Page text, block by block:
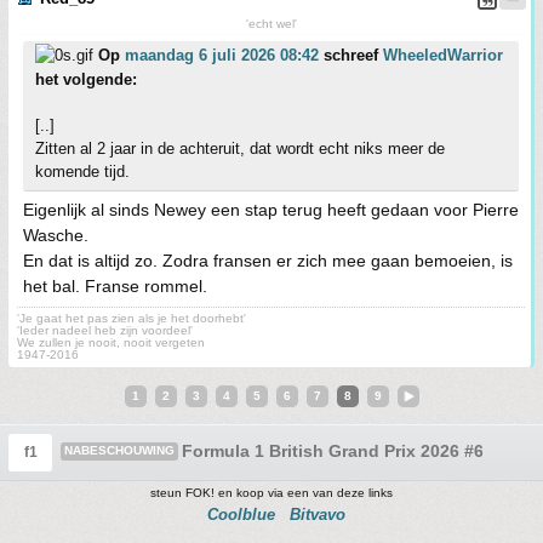
'echt wel'
Op maandag 6 juli 2026 08:42 schreef WheeledWarrior
het volgende:
[..]
Zitten al 2 jaar in de achteruit, dat wordt echt niks meer de
komende tijd.
Eigenlijk al sinds Newey een stap terug heeft gedaan voor Pierre
Wasche.
En dat is altijd zo. Zodra fransen er zich mee gaan bemoeien, is
het bal. Franse rommel.
'Je gaat het pas zien als je het doorhebt'
'Ieder nadeel heb zijn voordeel'
We zullen je nooit, nooit vergeten
1947-2016
1 2 3 4 5 6 7 8 9
f1 NABESCHOUWING Formula 1 British Grand Prix 2026 #6
steun FOK! en koop via een van deze links
Coolblue Bitvavo